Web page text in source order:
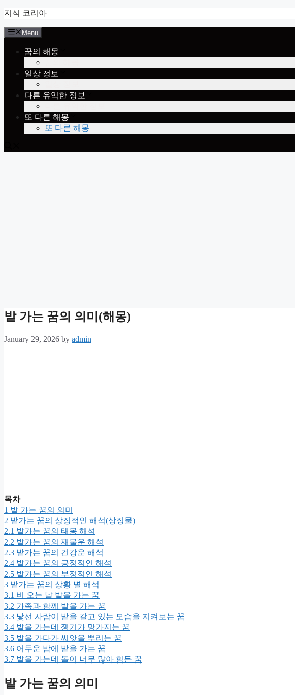
Skip
content
지식 코리아
Menu
꿈의 해몽
일상 정보
다른 유익한 정보
또 다른 해몽
또 다른 해몽
밭 가는 꿈의 의미(해몽)
January 29, 2026 by admin
목차
1 밭 가는 꿈의 의미
2 밭가는 꿈의 상징적인 해석(상징물)
2.1 밭가는 꿈의 태몽 해석
2.2 밭가는 꿈의 재물운 해석
2.3 밭가는 꿈의 건강운 해석
2.4 밭가는 꿈의 긍정적인 해석
2.5 밭가는 꿈의 부정적인 해석
3 밭가는 꿈의 상황 별 해석
3.1 비 오는 날 밭을 가는 꿈
3.2 가족과 함께 밭을 가는 꿈
3.3 낯선 사람이 밭을 갈고 있는 모습을 지켜보는 꿈
3.4 밭을 가는데 쟁기가 망가지는 꿈
3.5 밭을 가다가 씨앗을 뿌리는 꿈
3.6 어두운 밤에 밭을 가는 꿈
3.7 밭을 가는데 돌이 너무 많아 힘든 꿈
밭 가는 꿈의 의미